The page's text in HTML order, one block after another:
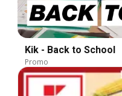
Kik - Back to School
Promo